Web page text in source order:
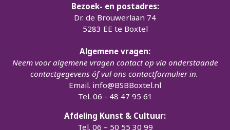
Bezoek- en postadres:
Dr. de Brouwerlaan 74
5283 EE te Boxtel
Algemene vragen:
Neem voor algemene vragen contact op via onderstaande
contactgegevens óf vul ons contactformulier in.
Email. info@BSBBoxtel.nl
Tel. 06 - 48 47 95 61
Afdeling Kunst & Cultuur:
Tel. 06 – 50 55 30 99